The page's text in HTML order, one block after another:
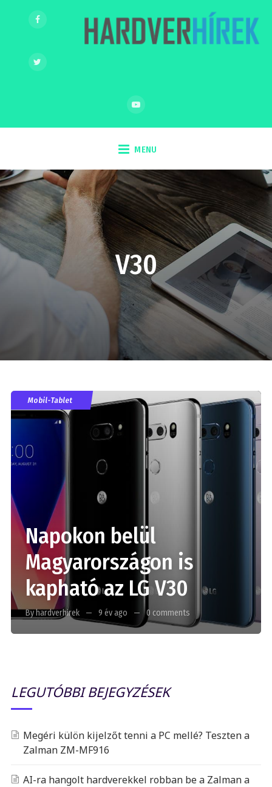
MENU
V30
Mobil-Tablet
Napokon belül
Magyarországon is
kapható az LG V30
By hardverhirek 9 év ago 0 comments
LEGUTÓBBI BEJEGYZÉSEK
Megéri külön kijelzőt tenni a PC mellé? Teszten a
Zalman ZM-MF916
AI-ra hangolt hardverekkel robban be a Zalman a